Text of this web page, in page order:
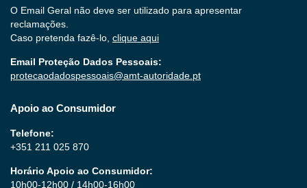
O Email Geral não deve ser utilizado para apresentar
reclamações.
Caso pretenda fazê-lo, clique aqui
Email Proteção Dados Pessoais:
protecaodadospessoais@amt-autoridade.pt
Apoio ao Consumidor
Telefone:
+351 211 025 870
Horário Apoio ao Consumidor:
10h00-12h00 / 14h00-16h00